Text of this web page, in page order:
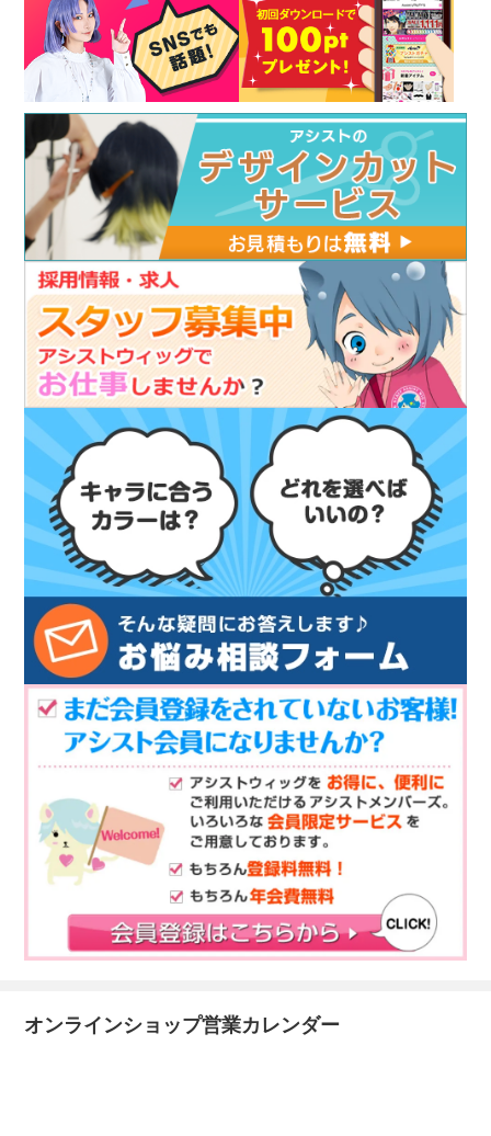
オンラインショップ営業カレンダー